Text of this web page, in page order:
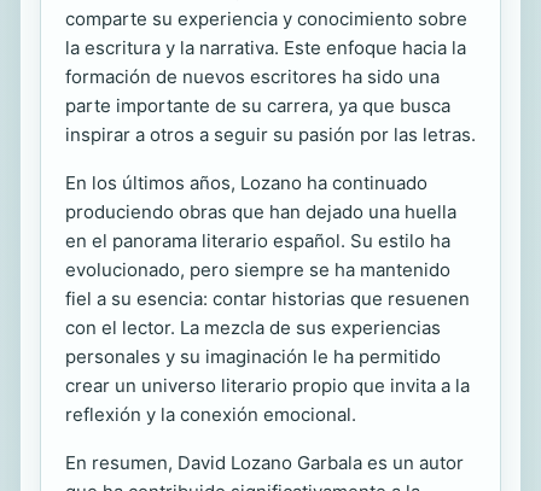
comparte su experiencia y conocimiento sobre
la escritura y la narrativa. Este enfoque hacia la
formación de nuevos escritores ha sido una
parte importante de su carrera, ya que busca
inspirar a otros a seguir su pasión por las letras.
En los últimos años, Lozano ha continuado
produciendo obras que han dejado una huella
en el panorama literario español. Su estilo ha
evolucionado, pero siempre se ha mantenido
fiel a su esencia: contar historias que resuenen
con el lector. La mezcla de sus experiencias
personales y su imaginación le ha permitido
crear un universo literario propio que invita a la
reflexión y la conexión emocional.
En resumen, David Lozano Garbala es un autor